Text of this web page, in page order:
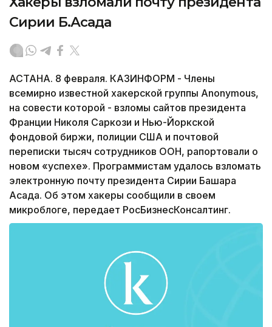
Сирии Б.Асада
АСТАНА. 8 февраля. КАЗИНФОРМ - Члены
всемирно известной хакерской группы Anonymous,
на совести которой - взломы сайтов президента
Франции Николя Саркози и Нью-Йоркской
фондовой биржи, полиции США и почтовой
переписки тысяч сотрудников ООН, рапортовали о
новом «успехе». Программистам удалось взломать
электронную почту президента Сирии Башара
Асада. Об этом хакеры сообщили в своем
микроблоге, передает РосБизнесКонсалтинг.